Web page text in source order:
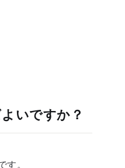
いですか？
。